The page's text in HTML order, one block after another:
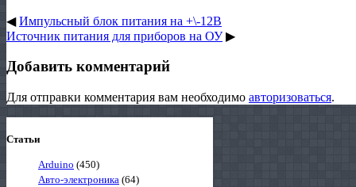
◀Импульсный блок питания на +\-12В
Источник питания для приборов на ОУ▶
Добавить комментарий
Для отправки комментария вам необходимо авторизоваться.
Статьи
Arduino (450)
Авто-электроника (64)